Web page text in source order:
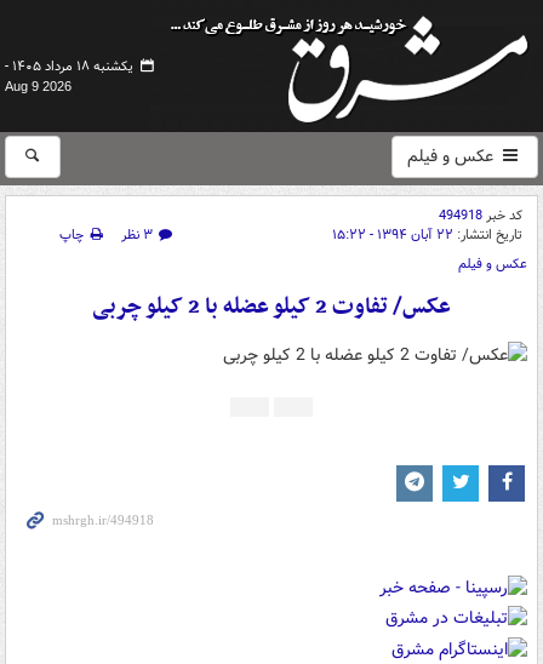
یکشنبه ۱۸ مرداد ۱۴۰۵ -
Aug 9 2026
عکس و فیلم
کد خبر494918
تاریخ انتشار: ۲۲ آبان ۱۳۹۴ - ۱۵:۲۲ ۳ نظر
چاپ
عکس و فیلم
عکس/ تفاوت 2 کیلو عضله با 2 کیلو چربی